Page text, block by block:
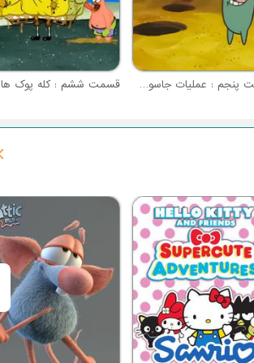
قسمت پنجم : عملیات جاسوسی قسمت ششم : کله پوک ها